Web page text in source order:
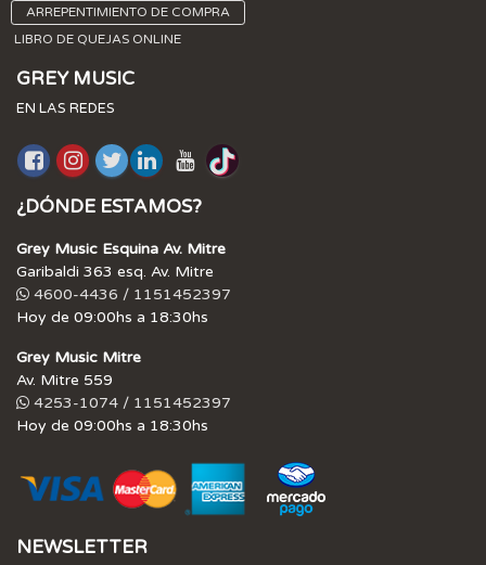
ARREPENTIMIENTO DE COMPRA
LIBRO DE QUEJAS ONLINE
GREY MUSIC
EN LAS REDES
¿DÓNDE ESTAMOS?
Grey Music Esquina Av. Mitre
Garibaldi 363 esq. Av. Mitre
4600-4436 / 1151452397
Hoy de 09:00hs a 18:30hs
Grey Music Mitre
Av. Mitre 559
4253-1074 / 1151452397
Hoy de 09:00hs a 18:30hs
NEWSLETTER